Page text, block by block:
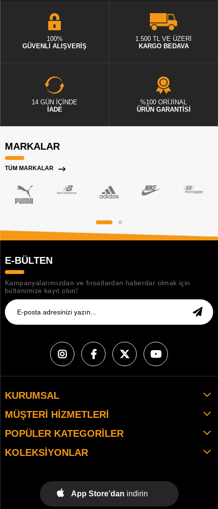
100%
GÜVENLİ ALIŞVERİŞ
1.500 TL VE ÜZERİ
KARGO BEDAVA
14 GÜN İÇİNDE
İADE
%100 ORİJİNAL
ÜRÜN GARANTİSİ
MARKALAR
TÜM MARKALAR
E-BÜLTEN
Kampanyalarımızdan ve fırsatlardan haberdar olmak için
bültenimize kayıt olun!
KURUMSAL
MÜŞTERI HIZMETLERI
POPÜLER KATEGORILER
KOLEKSIYONLAR
App Store’dan indirin